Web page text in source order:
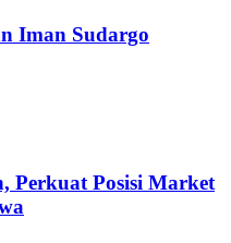
Iman Sudargo
Perkuat Posisi Market